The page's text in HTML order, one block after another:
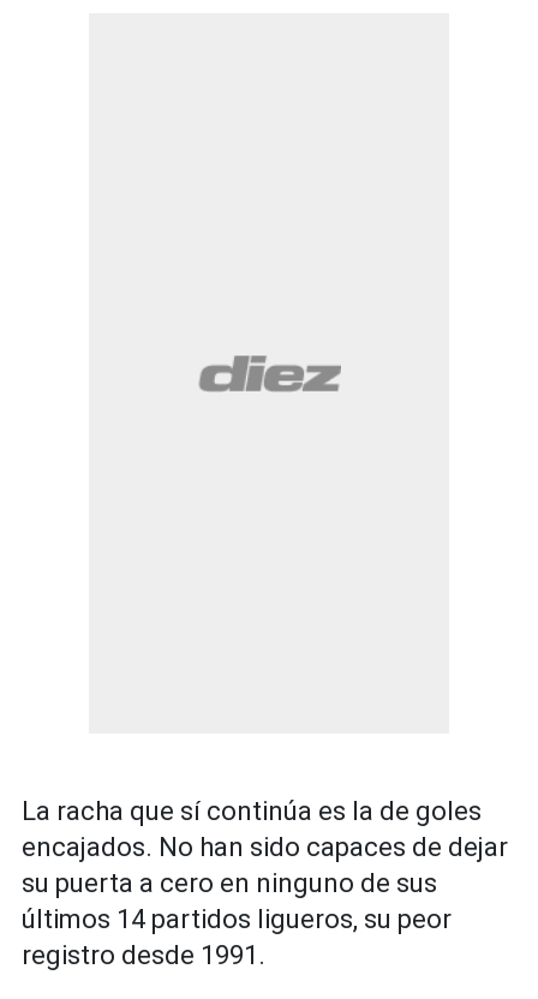
La racha que sí continúa es la de goles
encajados. No han sido capaces de dejar
su puerta a cero en ninguno de sus
últimos 14 partidos ligueros, su peor
registro desde 1991.